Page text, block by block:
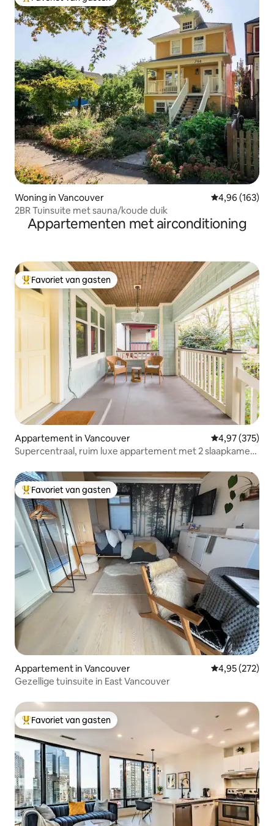
Topfavoriet van gasten
Woning in Vancouver Gemiddelde
4,96 (163)
2BR Tuinsuite met sauna/koude duik
Appartementen met airconditioning
Topfavoriet van gasten
Favoriet van gasten
Appartement in Vancouver Gemiddelde
4,97 (375)
Supercentraal, ruim luxe appartement met 2 slaapkamers
Topfavoriet van gasten
Favoriet van gasten
Appartement in Vancouver Gemiddelde
4,95 (272)
Gezellige tuinsuite in East Vancouver
Topfavoriet van gasten
Favoriet van gasten